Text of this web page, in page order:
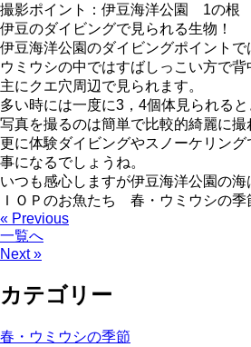
撮影ポイント：伊豆海洋公園 1の根
伊豆のダイビングで見られる生物！
伊豆海洋公園のダイビングポイント
ウミウシの中ではすばしっこい方で
主にクエ穴周辺で見られます。
多い時には一度に3，4個体見られる
写真を撮るのは簡単で比較的綺麗に撮
更に体験ダイビングやスノーケリン
事になるでしょうね。
いつも感心しますが伊豆海洋公園
ＩＯＰのお魚たち 春・ウミウシの
« Previous
一覧へ
Next »
カテゴリー
春・ウミウシの季節